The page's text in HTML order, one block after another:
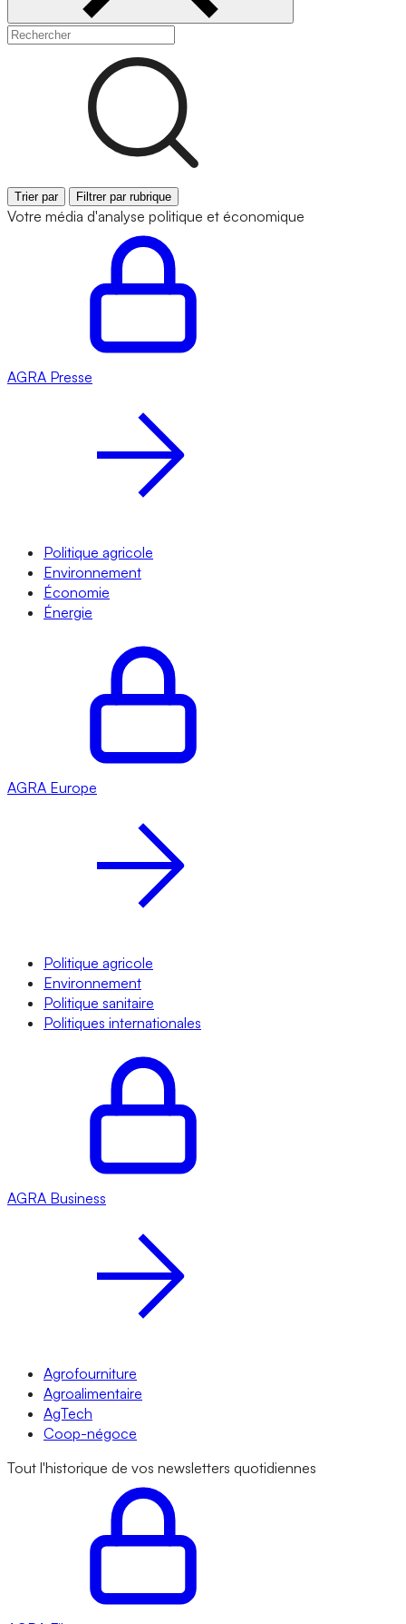
Trier par Filtrer par rubrique
Votre média d'analyse politique et économique
AGRA Presse
Politique agricole
Environnement
Économie
Énergie
AGRA Europe
Politique agricole
Environnement
Politique sanitaire
Politiques internationales
AGRA Business
Agrofourniture
Agroalimentaire
AgTech
Coop-négoce
Tout l'historique de vos newsletters quotidiennes